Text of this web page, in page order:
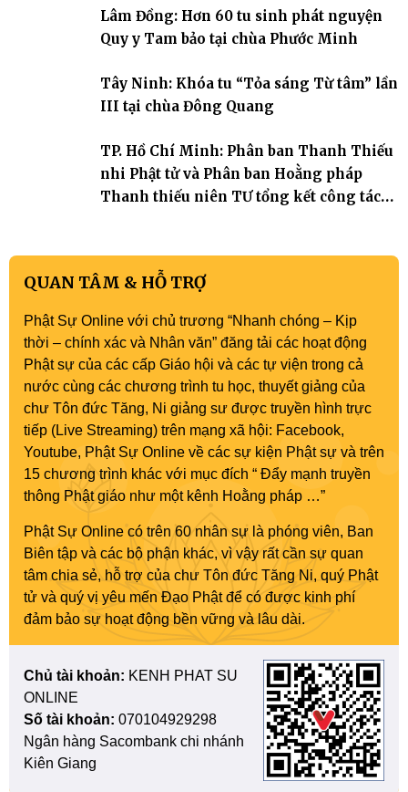
Tháp). Những tuần tu học ngắn ngủi nhưng đã trở thành hành
trang quý báu, gieo những hạt giống thiện l
Lâm Đồng: Hơn 60 tu sinh phát nguyện
Quy y Tam bảo tại chùa Phước Minh
Tây Ninh: Khóa tu “Tỏa sáng Từ tâm” lần
III tại chùa Đông Quang
TP. Hồ Chí Minh: Phân ban Thanh Thiếu
nhi Phật tử và Phân ban Hoằng pháp
Thanh thiếu niên TƯ tổng kết công tác
QUAN TÂM & HỖ TRỢ
Phật Sự Online với chủ trương “Nhanh chóng – Kịp
thời – chính xác và Nhân văn” đăng tải các hoạt động
Phật sự của các cấp Giáo hội và các tự viện trong cả
nước cùng các chương trình tu học, thuyết giảng của
chư Tôn đức Tăng, Ni giảng sư được truyền hình trực
tiếp (Live Streaming) trên mạng xã hội: Facebook,
Youtube, Phật Sự Online về các sự kiện Phật sự và trên
15 chương trình khác với mục đích “ Đẩy mạnh truyền
thông Phật giáo như một kênh Hoằng pháp …”
Phật Sự Online có trên 60 nhân sự là phóng viên, Ban
Biên tập và các bộ phận khác, vì vậy rất cần sự quan
tâm chia sẻ, hỗ trợ của chư Tôn đức Tăng Ni, quý Phật
tử và quý vị yêu mến Đạo Phật để có được kinh phí
đảm bảo sự hoạt động bền vững và lâu dài.
Chủ tài khoản: KENH PHAT SU
ONLINE
Số tài khoản: 070104929298
Ngân hàng Sacombank chi nhánh
Kiên Giang